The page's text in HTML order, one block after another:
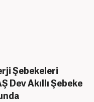
Şebekeleri
Dev Akıllı Şebeke